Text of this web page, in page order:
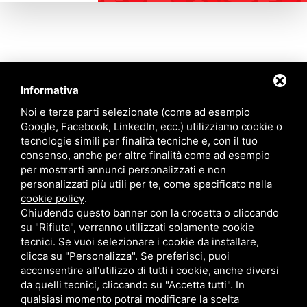
Informativa
Noi e terze parti selezionate (come ad esempio
Google, Facebook, LinkedIn, ecc.) utilizziamo cookie o
tecnologie simili per finalità tecniche e, con il tuo
consenso, anche per altre finalità come ad esempio
per mostrarti annunci personalizzati e non
personalizzati più utili per te, come specificato nella
cookie policy.
Chiudendo questo banner con la crocetta o cliccando
su "Rifiuta", verranno utilizzati solamente cookie
tecnici. Se vuoi selezionare i cookie da installare,
clicca su "Personalizza". Se preferisci, puoi
acconsentire all'utilizzo di tutti i cookie, anche diversi
da quelli tecnici, cliccando su "Accetta tutti". In
qualsiasi momento potrai modificare la scelta
Contattaci
Via Quinto Bucci, 205, 47521 Cesena (FC)
+39 0543 31536
+39 320 6635083
info@amiciziaeamore.it
Links
Chi siamo
Crea il tuo profilo
Franchising
Annunci
Blog
Contatti
Follow Us